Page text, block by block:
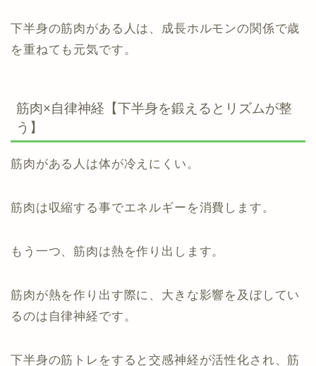
下半身の筋肉がある人は、成長ホルモンの関係で歳
を重ねても元気です。
筋肉×自律神経【下半身を鍛えるとリズムが整
う】
筋肉がある人は体が冷えにくい。
筋肉は収縮する事でエネルギーを消費します。
もう一つ、筋肉は熱を作り出します。
筋肉が熱を作り出す際に、大きな影響を及ぼしてい
るのは自律神経です。
下半身の筋トレをすると交感神経が活性化され、筋